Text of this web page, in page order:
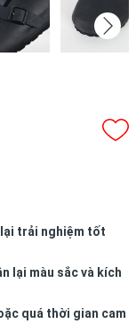
trải nghiệm tốt
lại màu sắc và kích
quá thời gian cam